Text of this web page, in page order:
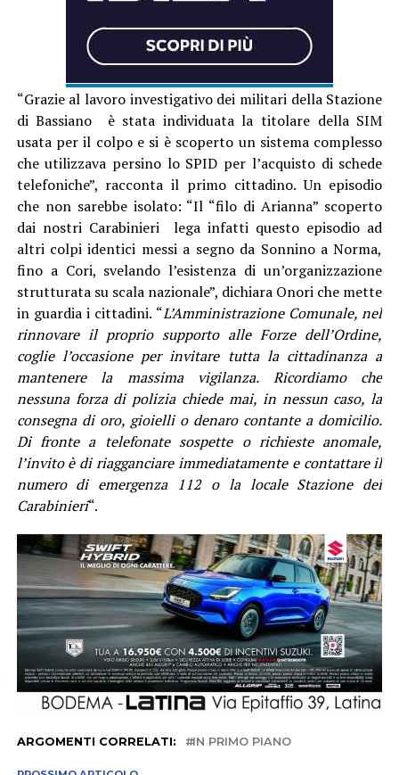
“Grazie al lavoro investigativo dei militari della Stazione
di Bassiano è stata individuata la titolare della SIM
usata per il colpo e si è scoperto un sistema complesso
che utilizzava persino lo SPID per l’acquisto di schede
telefoniche”, racconta il primo cittadino. Un episodio
che non sarebbe isolato: “Il “filo di Arianna” scoperto
dai nostri Carabinieri lega infatti questo episodio ad
altri colpi identici messi a segno da Sonnino a Norma,
fino a Cori, svelando l’esistenza di un’organizzazione
strutturata su scala nazionale”, dichiara Onori che mette
in guardia i cittadini. “L’Amministrazione Comunale, nel
rinnovare il proprio supporto alle Forze dell’Ordine,
coglie l’occasione per invitare tutta la cittadinanza a
mantenere la massima vigilanza. Ricordiamo che
nessuna forza di polizia chiede mai, in nessun caso, la
consegna di oro, gioielli o denaro contante a domicilio.
Di fronte a telefonate sospette o richieste anomale,
l’invito è di riagganciare immediatamente e contattare il
numero di emergenza 112 o la locale Stazione dei
Carabinieri“.
ARGOMENTI CORRELATI: IN PRIMO PIANO